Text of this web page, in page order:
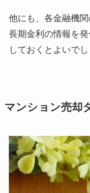
他にも、各金融機
長期金利の情報を
しておくとよいでし
マンション売却